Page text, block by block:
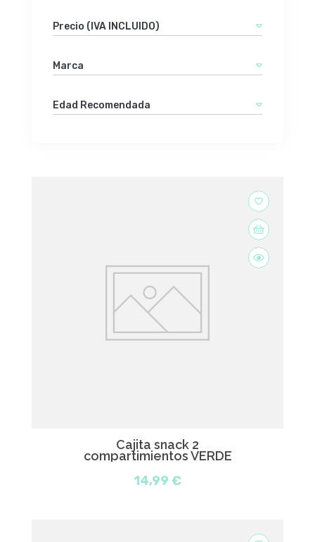
Precio (IVA INCLUIDO)
Marca
Edad Recomendada
favorite_border
Cajita snack 2
compartimientos VERDE
14,99 €